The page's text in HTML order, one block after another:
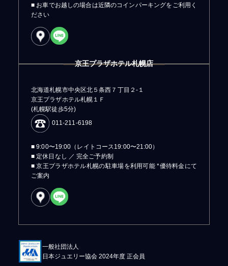
■ お車でお越しの場合は近隣のコインパーキングをご利用く
ださい
京王プラザホテル札幌店
北海道札幌市中央区北５条西７丁目２-１
京王プラザホテル札幌１Ｆ
(札幌駅徒歩5分)
011-211-6198
■ 9:00〜19:00（レイトコース19:00〜21:00）
■ 定休日なし ／ 完全ご予約制
■ 京王プラザホテル札幌の駐車場を利用可能 *優待料金にて
ご案内
一般社団法人
日本ジュエリー協会 2024年度 正会員